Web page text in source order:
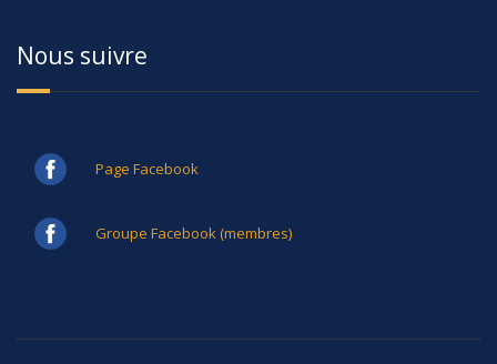
Nous suivre
Page Facebook
Groupe Facebook (membres)